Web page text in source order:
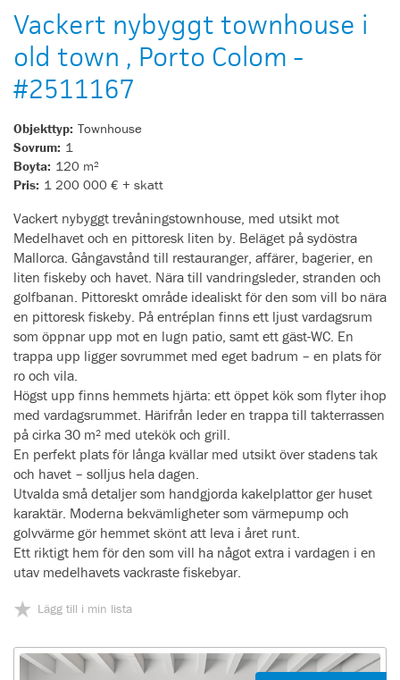
Vackert nybyggt townhouse i
old town , Porto Colom -
#2511167
Objekttyp: Townhouse
Sovrum: 1
Boyta: 120 m²
Pris: 1 200 000 € + skatt
Vackert nybyggt trevåningstownhouse, med utsikt mot
Medelhavet och en pittoresk liten by. Beläget på sydöstra
Mallorca. Gångavstånd till restauranger, affärer, bagerier, en
liten fiskeby och havet. Nära till vandringsleder, stranden och
golfbanan. Pittoreskt område idealiskt för den som vill bo nära
en pittoresk fiskeby. På entréplan finns ett ljust vardagsrum
som öppnar upp mot en lugn patio, samt ett gäst-WC. En
trappa upp ligger sovrummet med eget badrum – en plats för
ro och vila.
Högst upp finns hemmets hjärta: ett öppet kök som flyter ihop
med vardagsrummet. Härifrån leder en trappa till takterrassen
på cirka 30 m² med utekök och grill.
En perfekt plats för långa kvällar med utsikt över stadens tak
och havet – solljus hela dagen.
Utvalda små detaljer som handgjorda kakelplattor ger huset
karaktär. Moderna bekvämligheter som värmepump och
golvvärme gör hemmet skönt att leva i året runt.
Ett riktigt hem för den som vill ha något extra i vardagen i en
utav medelhavets vackraste fiskebyar.
Lägg till i min lista